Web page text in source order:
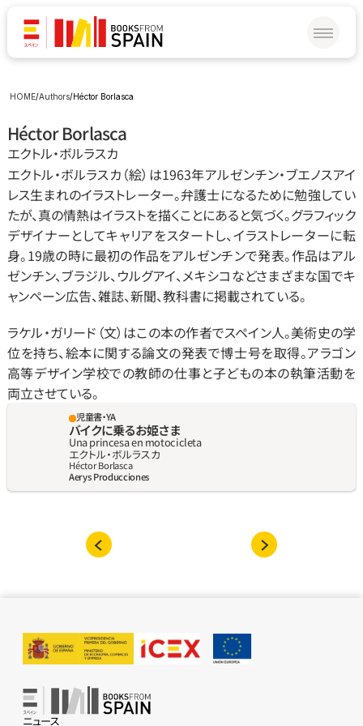
HOME/Authors/Héctor Borlasca
Héctor Borlasca
エクトル‧ボルラスカ
エクトル‧ボルラスカ（絵）は1963年アルゼンチン‧ブエノスアイ
レス生まれのイラストレーター。弁護士になるために勉強してい
たが、真の情熱はイラストを描くことにあると気づく。グラフィック
デザイナーとしてキャリアをスタートし、イラストレーターに転
身。19歳の時に最初の作品をアルゼンチンで発表。作品はアル
ゼンチン、ブラジル、ウルグアイ、メキシコなどさまざまな国でキ
ャンペーン広告、雑誌、新聞、教科書に掲載されている。
ラケル‧ガリード（文）はこの本の作者でスペイン人。美術史の学
位を持ち、絵本に関する論文の発表で博士号を取得。アラゴン
高等デザイン学校での教師の仕事と子どもの本の執筆活動を
両立させている。
児童書・YA
バイクに乗るお姫さま
Una princesa en motocicleta
エクトル‧ボルラスカ
Héctor Borlasca
Aerys Producciones
ニュース